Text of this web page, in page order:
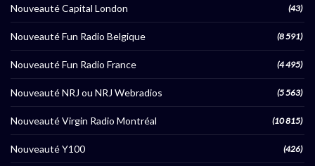
Nouveauté Capital London (43)
Nouveauté Fun Radio Belgique (8 591)
Nouveauté Fun Radio France (4 495)
Nouveauté NRJ ou NRJ Webradios (5 563)
Nouveauté Virgin Radio Montréal (10 815)
Nouveauté Y100 (426)